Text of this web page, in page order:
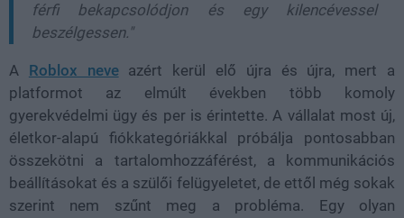
férfi bekapcsolódjon és egy kilencévessel
beszélgessen."
A Roblox neveazért kerül elő újra és újra, mert a
platformot az elmúlt években több komoly
gyerekvédelmi ügy és per is érintette. A vállalat most új,
életkor-alapú fiókkategóriákkal próbálja pontosabban
összekötni a tartalomhozzáférést, a kommunikációs
beállításokat és a szülői felügyeletet, de ettől még sokak
szerint nem szűnt meg a probléma. Egy olyan